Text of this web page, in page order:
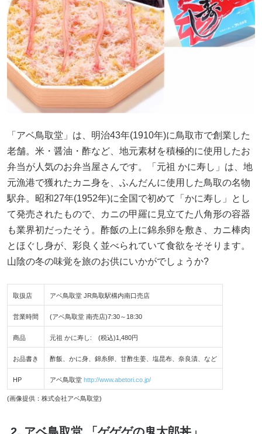
「アベ鳥取堂」は、明治43年(1910年)に鳥取市で創業した
老舗。米・醤油・酢など、地元素材を積極的に使用したお
弁当が人気のお弁当屋さんです。「元祖 かに寿し」は、地
元漁港で獲れたカニ身を、ふんだんに使用した鳥取の名物
駅弁。昭和27年(1952年)に全国で初めて「かに寿し」とし
て発売されたもので、カニの甲羅に見立てた八角形の容器
も業界初だったそう。酢飯の上に錦糸卵を敷き、カニ棒肉
とほぐし身が、彩良く並べられていて食欲をそそります。
山陰の冬の味覚を旅のお供にいかがでしょうか?
取扱店 アベ鳥取堂 JR鳥取駅構内南口売店
営業時間 (アベ鳥取堂 南売店)7:30～18:30
商品 元祖 かに寿し: (税込)1,480円
お品書き 酢飯、かに身、錦糸卵、甘酢生姜、塩昆布、奈良漬、など
HP アベ鳥取堂 http://www.abetori.co.jp/
(画像提供：株式会社アベ鳥取堂)